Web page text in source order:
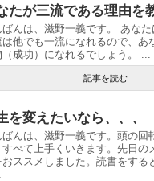
たが三流である理由を
ばんは、滋野一義です。 あなた
は他でも一流になれるので、あ
（成功）になれるでしょう。 ...
記事を読む
を変えたいなら、、、
ばんは、滋野一義です。頭の回
すべて上手くいきます。先日の
おススメしました。読書をする